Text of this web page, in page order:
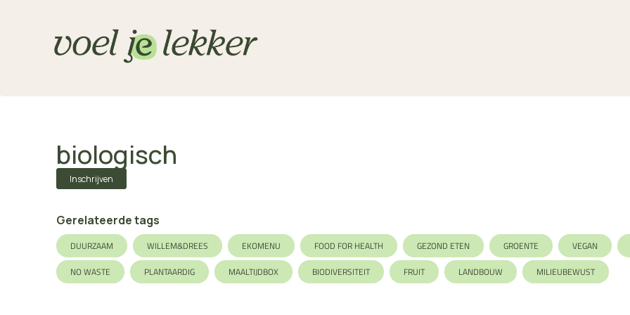
biologisch
Inschrijven
Gerelateerde tags
DUURZAAM WILLEM&DREES EKOMENU FOOD FOR HEALTH GEZOND ETEN GROENTE
VEGAN
NO WASTE
PLANTAARDIG MAALTIJDBOX BIODIVERSITEIT FRUIT LANDBOUW MILIEUBEWUST